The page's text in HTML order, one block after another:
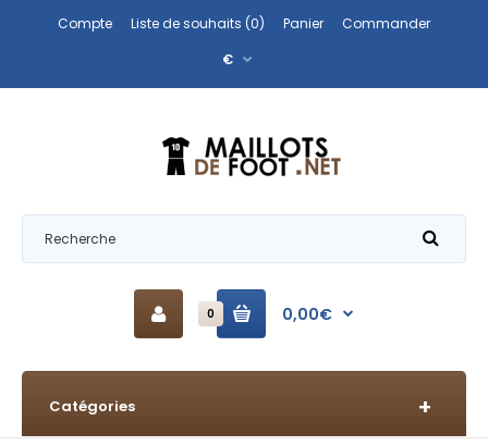
Compte Liste de souhaits (0) Panier
Commander
€
0 0,00€
Catégories